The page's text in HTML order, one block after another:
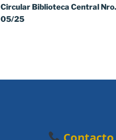
de
entradas
anterior:
Circular Biblioteca Central Nro.
05/25